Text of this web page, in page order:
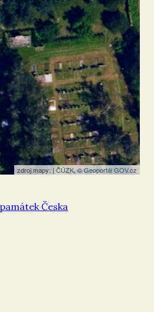
zdroj mapy: | ČÚZK, ©Geoportál GOV.cz
Pomník
Česka